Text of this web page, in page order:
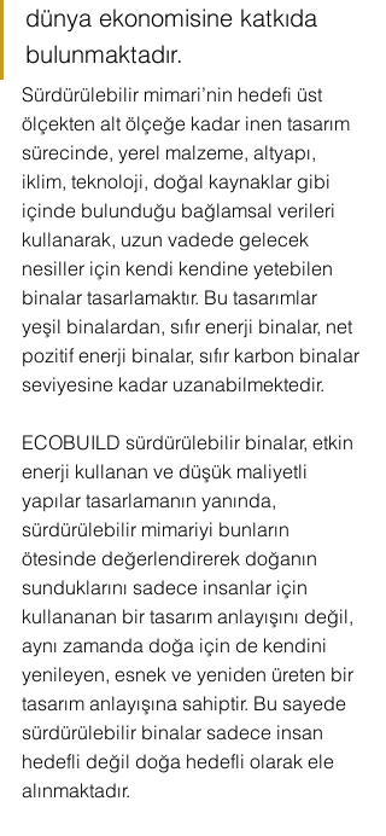
dünya ekonomisine katkıda
bulunmaktadır.
Sürdürülebilir mimari’nin hedefi üst
ölçekten alt ölçeğe kadar inen tasarım
sürecinde, yerel malzeme, altyapı,
iklim, teknoloji, doğal kaynaklar gibi
içinde bulunduğu bağlamsal verileri
kullanarak, uzun vadede gelecek
nesiller için kendi kendine yetebilen
binalar tasarlamaktır. Bu tasarımlar
yeşil binalardan, sıfır enerji binalar, net
pozitif enerji binalar, sıfır karbon binalar
seviyesine kadar uzanabilmektedir.
ECOBUILD sürdürülebilir binalar, etkin
enerji kullanan ve düşük maliyetli
yapılar tasarlamanın yanında,
sürdürülebilir mimariyi bunların
ötesinde değerlendirerek doğanın
sunduklarını sadece insanlar için
kullananan bir tasarım anlayışını değil,
aynı zamanda doğa için de kendini
yenileyen, esnek ve yeniden üreten bir
tasarım anlayışına sahiptir. Bu sayede
sürdürülebilir binalar sadece insan
hedefli değil doğa hedefli olarak ele
alınmaktadır.